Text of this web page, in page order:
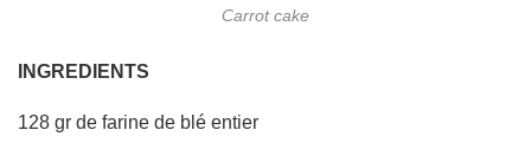
Carrot cake
INGREDIENTS
128 gr de farine de blé entier